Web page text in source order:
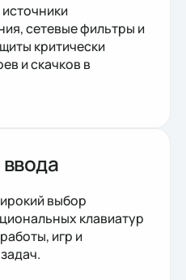
сетевые фильтры и
критически
и скачков в
выбор
клавиатур
игр и